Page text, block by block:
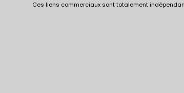
Ces liens commerciaux sont totalement